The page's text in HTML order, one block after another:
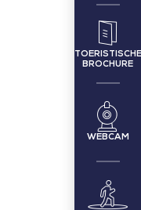
TOERISTISCHE
BROCHURE
WEBCAM